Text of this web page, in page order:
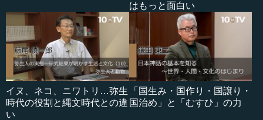
はもっと面白い
イヌ、ネコ、ニワトリ…弥生
時代の役割と縄文時代との違
い
「国生み・国作り・国譲り・
国治め」と「むすひ」の力